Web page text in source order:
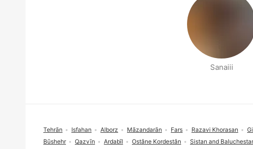
Sanaiii
Tehrān Isfahan Alborz Māzandarān Fars Razavi Khorasan
Būshehr
Qazvīn Ardabīl Ostâne Kordestân Sistan and